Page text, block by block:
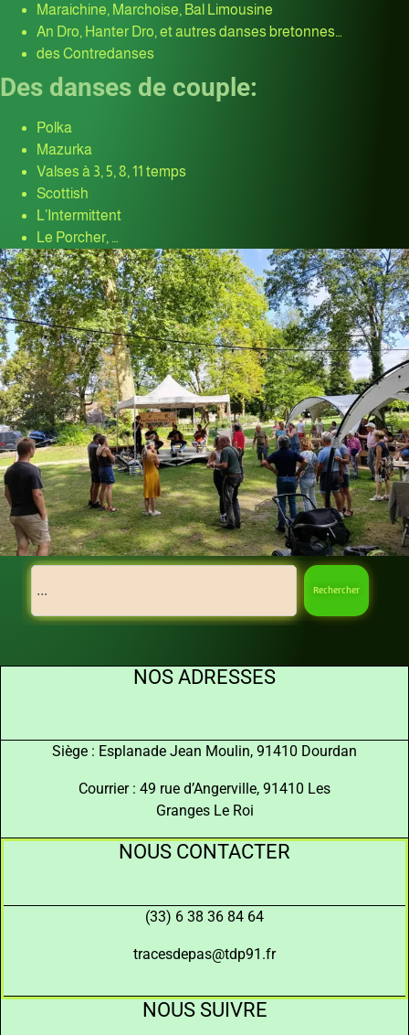
Maraichine, Marchoise, Bal Limousine
An Dro, Hanter Dro, et autres danses bretonnes…
des Contredanses
Des danses de couple:
Polka
Mazurka
Valses à 3, 5, 8, 11 temps
Scottish
L’Intermittent
Le Porcher, …
Rechercher
NOS ADRESSES
Siège : Esplanade Jean Moulin, 91410 Dourdan
Courrier : 49 rue d’Angerville, 91410 Les
Granges Le Roi
NOUS CONTACTER
(33) 6 38 36 84 64
tracesdepas@tdp91.fr
NOUS SUIVRE